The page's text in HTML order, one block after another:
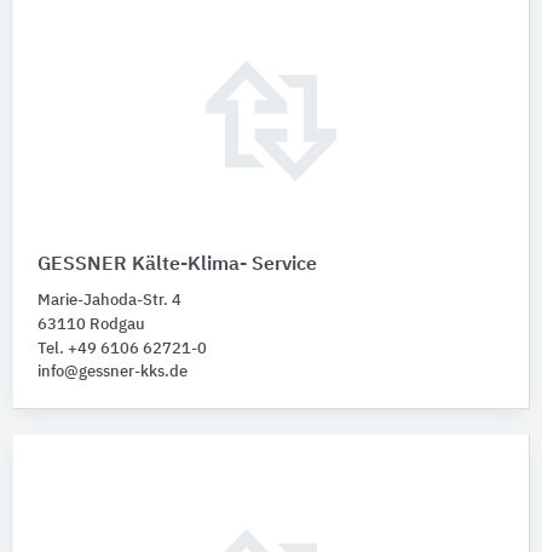
GESSNER Kälte-Klima- Service
Marie-Jahoda-Str. 4
63110 Rodgau
Tel. +49 6106 62721-0
info@gessner-kks.de